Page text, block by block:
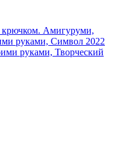
Амигуруми,
руками, Символ 2022
руками, Творческий